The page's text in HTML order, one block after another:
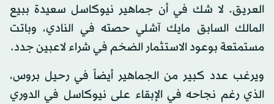
العريق. لا شك في أن جماهير نيوكاسل سعيدة ببيع
المالك السابق مايك آشلي حصته في النادي، وباتت
مستمتعة بوعود الاستثمار الضخم في شراء لاعبين جدد.
ويرغب عدد كبير من الجماهير أيضاً في رحيل بروس،
الذي رغم نجاحه في الإبقاء على نيوكاسل في الدوري